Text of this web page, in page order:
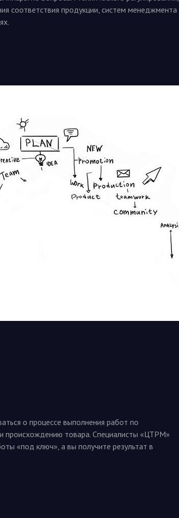
соответствия продукции, систем менеджмента
о процессе выполнения работ по
происхождению товара. Специалисты «ЦТРМ»
«под ключ», а вы получите результат в